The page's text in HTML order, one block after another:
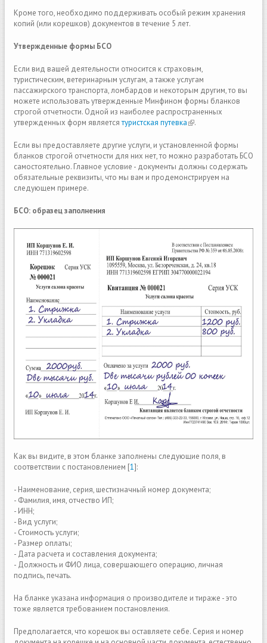
Кроме того, необходимо поддерживать особый режим хранения
копий (или корешков) документов в течение 5 лет.
Утвержденные формы БСО
Если вид вашей деятельности относится к страховым,
туристическим, ветеринарным услугам, а также услугам
пассажирского транспорта, ломбардов и некоторым другим, то вы
можете использовать утвержденные Минфином формы бланков
строгой отчетности. Одной из наиболее распространенных
утвержденных форм являетсятуристская путевка(link is external)
.
Если вы предоставляете другие услуги, и установленной формы
бланков строгой отчетности для них нет, то можно разработать БСО
самостоятельно. Главное условие - документы должны содержать
обязательные реквизиты, что мы вам и продемонстрируем на
следующем примере.
БСО: образец заполнения
Как вы видите, в этом бланке заполнены следующие поля, в
соответствии с постановлением [1]:
- Наименование, серия, шестизначный номер документа;
- Фамилия, имя, отчество ИП;
- ИНН;
- Вид услуги;
- Стоимость услуги;
- Размер оплаты;
- Дата расчета и составления документа;
- Должность и ФИО лица, совершающего операцию, личная
подпись, печать.
На бланке указана информация о производителе и тираже - это
тоже является требованием постановления.
Предполагается, что корешок вы оставляете себе. Серия и номер